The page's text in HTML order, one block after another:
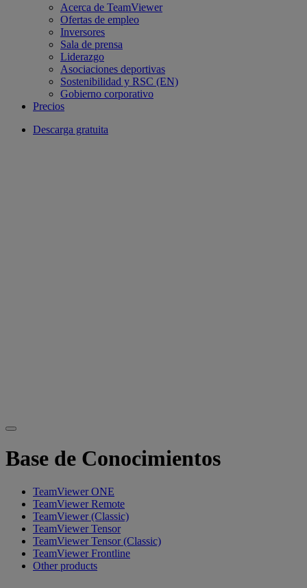
Acerca de TeamViewer
Ofertas de empleo
Inversores
Sala de prensa
Liderazgo
Asociaciones deportivas
Sostenibilidad y RSC (EN)
Gobierno corporativo
Precios
Descarga gratuita
Base de Conocimientos
TeamViewer ONE
TeamViewer Remote
TeamViewer (Classic)
TeamViewer Tensor
TeamViewer Tensor (Classic)
TeamViewer Frontline
Other products